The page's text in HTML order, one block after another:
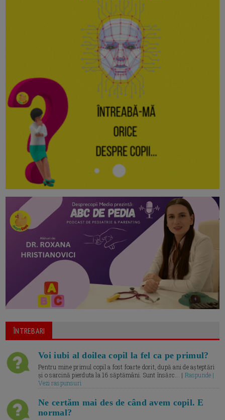
ÎNTREBARI
Voi iubi al doilea copil la fel ca pe primul?
Pentru mine primul copil a fost foarte dorit, după ani de așteptări
și o sarcină pierduta la 16 săptămâni. Sunt însărc... | Raspunde |
Vezi raspunsuri
Ne certăm mai des de când avem copil. E
normal?